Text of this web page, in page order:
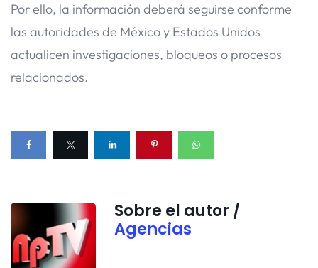
Por ello, la información deberá seguirse conforme
las autoridades de México y Estados Unidos
actualicen investigaciones, bloqueos o procesos
relacionados.
Sobre el autor /
Agencias